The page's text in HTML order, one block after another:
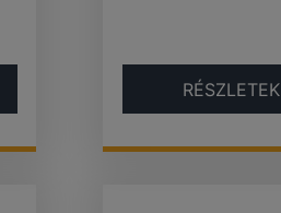
RÉSZLETEK